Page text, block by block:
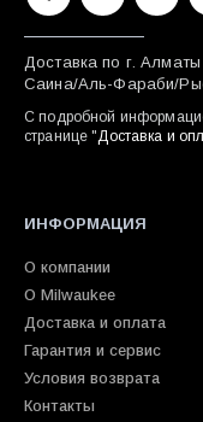
Доставка по г.
Саина/Аль-Фараби/
С подробной
странице " Доставка и
ИНФОРМАЦИЯ
О компании
О Milwaukee
Доставка и оплата
Гарантия и сервис
Условия возврата
Контакты